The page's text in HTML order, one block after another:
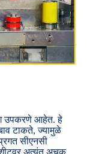
उपकरणे आहेत. हे
टाकते, ज्यामुळे
सीएनसी
अत्यंत अचूक